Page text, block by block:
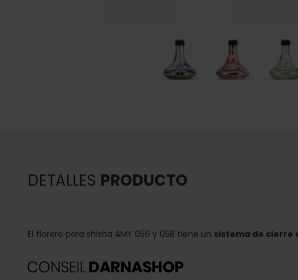
DETALLES PRODUCTO
El florero para shisha AMY 056 y 058 tiene un sistema de cierre